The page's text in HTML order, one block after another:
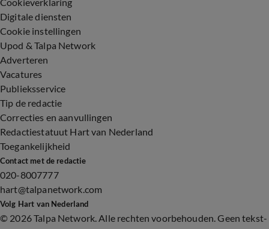
Digitale diensten
Cookie instellingen
Upod & Talpa Network
Adverteren
Vacatures
Publieksservice
Tip de redactie
Correcties en aanvullingen
Redactiestatuut Hart van Nederland
Toegankelijkheid
Contact met de redactie
020-8007777
hart@talpanetwork.com
Volg Hart van Nederland
© 2026 Talpa Network. Alle rechten voorbehouden. Geen tekst-